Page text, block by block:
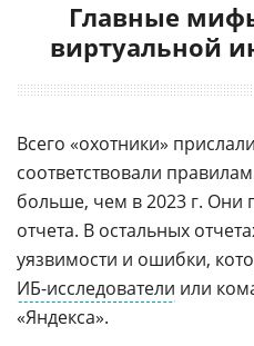
Главные
виртуальной
Всего «охотники»
соответствовали
больше, чем в 2023 г. Они
отчета. В остальных
уязвимости и ошибки,
ИБ-исследователи или
«Яндекса».